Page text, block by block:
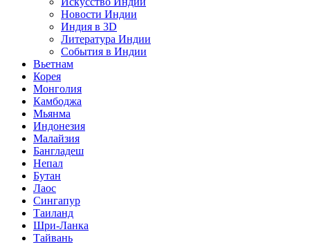
Новости Индии
Индия в 3D
Литература Индии
События в Индии
Вьетнам
Корея
Монголия
Камбоджа
Мьянма
Индонезия
Малайзия
Бангладеш
Непал
Бутан
Лаос
Сингапур
Таиланд
Шри-Ланка
Тайвань